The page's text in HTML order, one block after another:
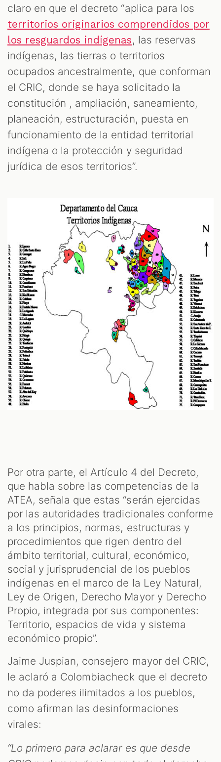
claro en que el decreto “aplica para los
territorios originarios comprendidos por
los resguardos indígenas, las reservas
indígenas, las tierras o territorios
ocupados ancestralmente, que conforman
el CRIC, donde se haya solicitado la
constitución , ampliación, saneamiento,
planeación, estructuración, puesta en
funcionamiento de la entidad territorial
indígena o la protección y seguridad
jurídica de esos territorios”.
Por otra parte, el Artículo 4 del Decreto,
que habla sobre las competencias de la
ATEA, señala que estas “serán ejercidas
por las autoridades tradicionales conforme
a los principios, normas, estructuras y
procedimientos que rigen dentro del
ámbito territorial, cultural, económico,
social y jurisprudencial de los pueblos
indígenas en el marco de la Ley Natural,
Ley de Origen, Derecho Mayor y Derecho
Propio, integrada por sus componentes:
Territorio, espacios de vida y sistema
económico propio”.
Jaime Juspian, consejero mayor del CRIC,
le aclaró a Colombiacheck que el decreto
no da poderes ilimitados a los pueblos,
como afirman las desinformaciones
virales:
“Lo primero para aclarar es que desde